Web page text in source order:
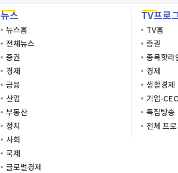
뉴스
뉴스홈
전체뉴스
증권
경제
금융
산업
부동산
정치
사회
국제
글로벌경제
TV프로
TV홈
증권
종목핫라
경제
생활경제
기업
특집방송
전체 프